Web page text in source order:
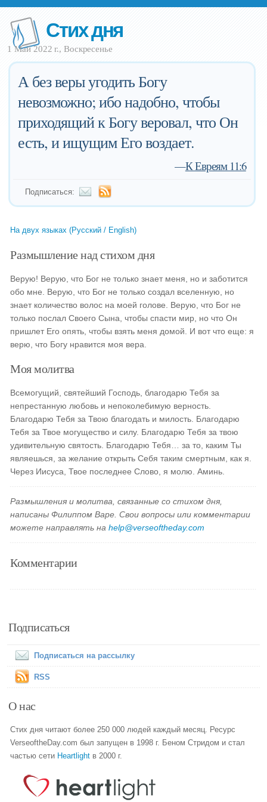
Стих дня
1 Май 2022 г., Воскресенье
А без веры угодить Богу
невозможно; ибо надобно, чтобы
приходящий к Богу веровал, что Он
есть, и ищущим Его воздает.
—К Евреям 11:6
Подписаться:
На двух языках (Русский / English)
Размышление над стихом дня
Верую! Верую, что Бог не только знает меня, но и заботится
обо мне. Верую, что Бог не только создал вселенную, но
знает количество волос на моей голове. Верую, что Бог не
только послал Своего Сына, чтобы спасти мир, но что Он
пришлет Его опять, чтобы взять меня домой. И вот что еще: я
верю, что Богу нравится моя вера.
Моя молитва
Всемогущий, святейший Господь, благодарю Тебя за
непрестанную любовь и непоколебимую верность.
Благодарю Тебя за Твою благодать и милость. Благодарю
Тебя за Твое могущество и силу. Благодарю Тебя за твою
удивительную святость. Благодарю Тебя… за то, каким Ты
являешься, за желание открыть Себя таким смертным, как я.
Через Иисуса, Твое последнее Слово, я молю. Аминь.
Размышления и молитва, связанные со стихом дня,
написаны Филиппом Варе. Свои вопросы или комментарии
можете направлять наhelp@verseoftheday.com
Комментарии
Подписаться
Подписаться на рассылку
RSS
О нас
Стих дня читают более 250 000 людей каждый месяц. Ресурс
VerseoftheDay.com был запущен в 1998 г. Беном Стридом и стал
частью сети Heartlight в 2000 г.